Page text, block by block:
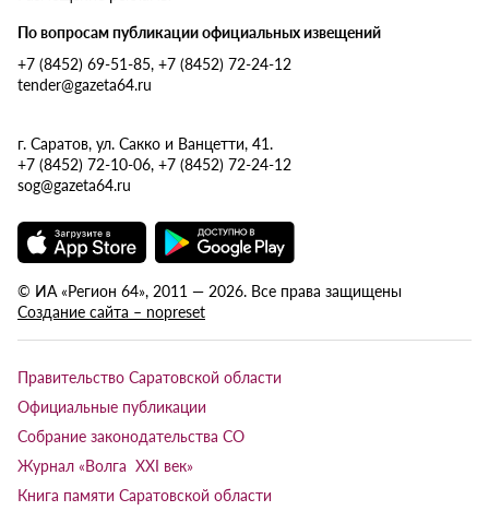
По вопросам публикации официальных извещений
+7 (8452) 69-51-85, +7 (8452) 72-24-12
tender@gazeta64.ru
г. Саратов, ул. Сакко и Ванцетти, 41.
+7 (8452) 72-10-06, +7 (8452) 72-24-12
sog@gazeta64.ru
© ИА «Регион 64», 2011 — 2026. Все права защищены
Создание сайта – nopreset
Правительство Саратовской области
Официальные публикации
Собрание законодательства СО
Журнал «Волга XXI век»
Книга памяти Саратовской области